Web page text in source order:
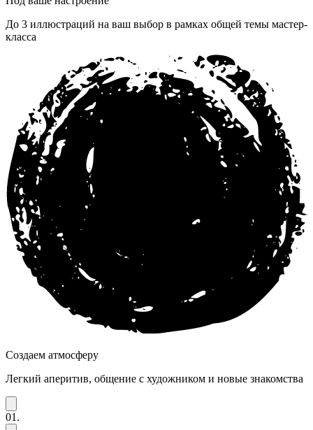
До 3 иллюстраций на ваш выбор в рамках общей темы мастер-
класса
Создаем атмосферу
Легкий аперитив, общение с художником и новые знакомства
01.